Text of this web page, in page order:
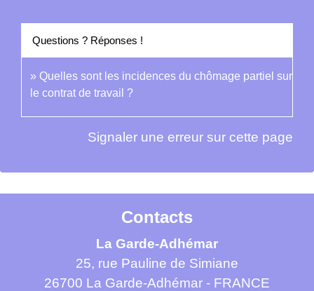
Questions ? Réponses !
Quelles sont les incidences du chômage partiel sur
le contrat de travail ?
Signaler une erreur sur cette page
Contacts
La Garde-Adhémar
25, rue Pauline de Simiane
26700 La Garde-Adhémar - FRANCE